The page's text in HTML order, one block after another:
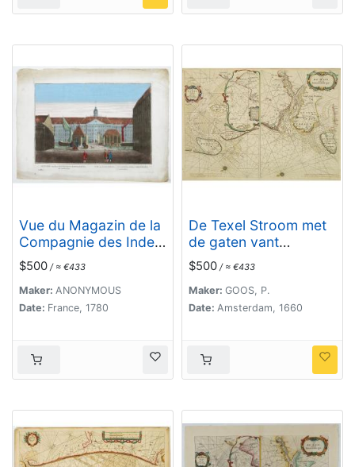
Vue du Magazin de la
Compagnie des Indes
Orientales. . .
$500 / ≈ €433
Maker: ANONYMOUS
Date: France, 1780
De Texel Stroom met
de gaten vant
Marsdiep. [with]
Caarte van De Mase
ende het Goereesche
Gat.
$500 / ≈ €433
Maker: GOOS, P.
Date: Amsterdam, 1660